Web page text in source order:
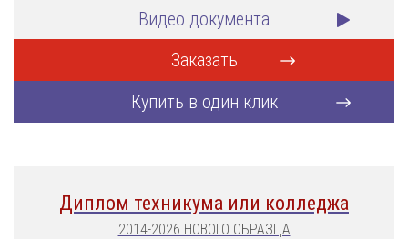
Видео документа
Заказать
Купить в один клик
Диплом техникума или колледжа
2014-2026 НОВОГО ОБРАЗЦА